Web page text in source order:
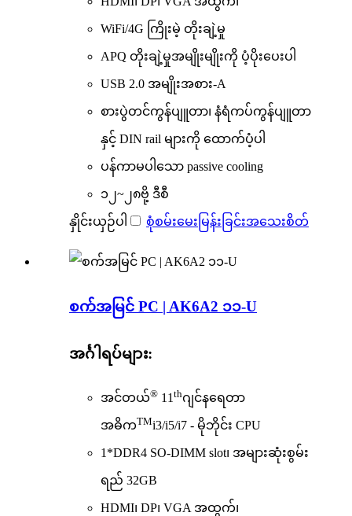
WiFi/4G ကြိုးမဲ့ တိုးချဲ့မှု
APQ တိုးချဲ့မှုအမျိုးမျိုးကို ပံ့ပိုးပေးပါ
USB 2.0 အမျိုးအစား-A
စားပွဲတင်ကွန်ပျူတာ၊ နံရံကပ်ကွန်ပျူတာ
နှင့် DIN rail များကို ထောက်ပံ့ပါ
ပန်ကာမပါသော passive cooling
၁၂~၂၈ဗို့ ဒီစီ
နှိုင်းယှဉ်ပါ စုံစမ်းမေးမြန်းခြင်းအသေးစိတ်
စက်အမြင် PC | AK6A2 ၁၁-U
အင်္ဂါရပ်များ:
အင်တယ်® 11 thဂျင်နရေတာ
အဓိကTMi3/i5/i7 - မိုဘိုင်း CPU
1*DDR4 SO-DIMM slot၊ အများဆုံးစွမ်း
ရည် 32GB
HDMI၊ DP၊ VGA အထွက်၊